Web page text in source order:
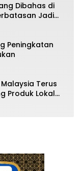
Dibahas di
Jadi
Peningkatan
Terus
Produk Lokal